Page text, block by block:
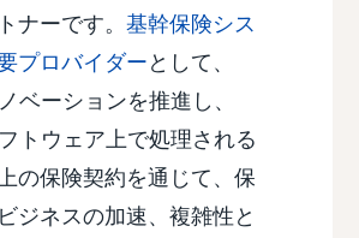
ナーです。 基幹保険シス
プロバイダーとして、
ベーションを推進し、
トウェア上で処理される
の保険契約を通じて、保
ジネスの加速、複雑性と